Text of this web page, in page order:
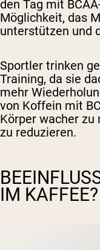
den Tag mit
Möglichkeit, das
unterstützen und
Sportler trinken
Training, da sie
mehr
von Koffein mit
Körper wacher
zu reduzieren.
IM KAFFEE?